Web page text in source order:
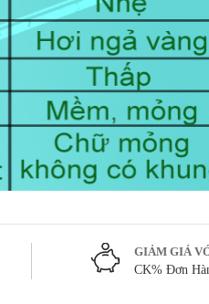
GIẢM GIÁ
CK% Đơn